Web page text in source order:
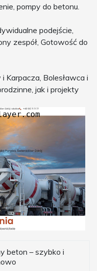
pompy do betonu.
podejście,
zespół, Gotowość do
Karpacza, Bolesławca i
jak i projekty
beton – szybko i